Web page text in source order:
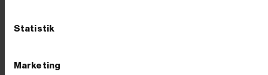
Statistik
Marketing
og 50 % af sin egen vægt. Skal jeg vælge benzin,
fleksible opgaver. Du kan sammenligne de tre